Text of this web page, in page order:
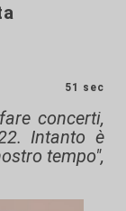
51 sec
concerti,
Intanto è
tempo",